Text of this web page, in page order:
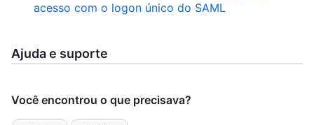
acesso com o logon único do SAML
Ajuda e suporte
Você encontrou o que precisava?